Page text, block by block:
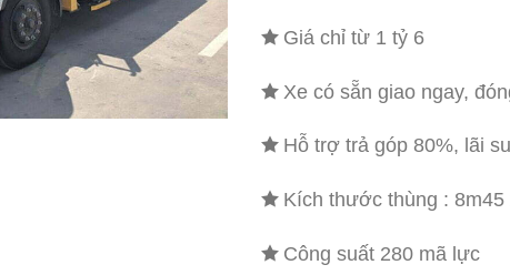
Giá chỉ từ 1 tỷ 6
Xe có sẵn giao ngay,
Hỗ trợ trả góp 80%, lãi
Kích thước thùng : 8m45
Công suất 280 mã lực